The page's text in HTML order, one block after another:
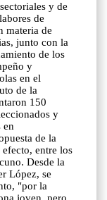
y de
de
materia de
junto con la
de los
y
en el
de la
150
y
en
de la
entre los
Desde la
López, se
"por la